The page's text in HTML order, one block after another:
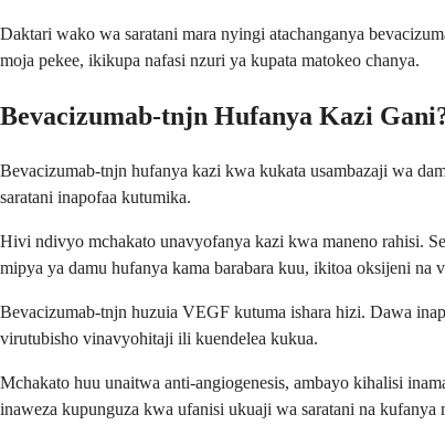
Daktari wako wa saratani mara nyingi atachanganya
moja pekee, ikikupa nafasi nzuri ya kupata matokeo chanya.
Bevacizumab-tnjn Hufanya Kazi
Bevacizumab-tnjn hufanya kazi kwa kukata usambazaji wa
saratani inapofaa kutumika.
Hivi ndivyo mchakato unavyofanya kazi kwa maneno rahisi.
mipya ya damu hufanya kama barabara kuu, ikitoa oksijeni
Bevacizumab-tnjn huzuia VEGF kutuma ishara hizi. Dawa
virutubisho vinavyohitaji ili kuendelea kukua.
Mchakato huu unaitwa anti-angiogenesis, ambayo kihalisi
inaweza kupunguza kwa ufanisi ukuaji wa saratani na